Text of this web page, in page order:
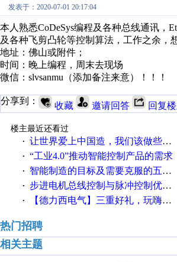
发表于：2020-07-01 20:17:04
本人熟悉CoDeSys编程及各种总线通讯，
及各种飞剪凸轮等控制算法，工作之余，
地址：佛山或附件；
时间：晚上编程，周末去现场
微信：slvsanmu（添加备注来意）！！！
分享到： 收藏 邀请回答 回复
楼主最近还看过
· 让世界爱上中国造，我们该做些什么
· “工业4.0”推动智能控制产品的需求
· 智能制造的目标及需要克服的五个障碍
· 步进电机总线控制与脉冲控制优缺点
· 【德力西电气】三重好礼，玩嗨夏日！
热门招聘
相关主题